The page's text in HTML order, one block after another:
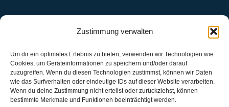
Zustimmung verwalten
Um dir ein optimales Erlebnis zu bieten, verwenden wir Technologien wie
Cookies, um Geräteinformationen zu speichern und/oder darauf
zuzugreifen. Wenn du diesen Technologien zustimmst, können wir Daten
wie das Surfverhalten oder eindeutige IDs auf dieser Website verarbeiten.
Wenn du deine Zustimmung nicht erteilst oder zurückziehst, können
bestimmte Merkmale und Funktionen beeinträchtigt werden.